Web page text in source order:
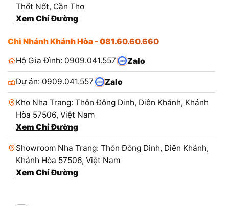
Thốt Nốt, Cần Thơ
Xem Chỉ Đường
Chi Nhánh Khánh Hòa - 081.60.60.660
Hộ Gia Đình: 0909.041.557
Zalo
Dự án: 0909.041.557 Zalo
Kho Nha Trang: Thôn Đông Dinh, Diên Khánh, Khánh
Hòa 57506, Việt Nam
Xem Chỉ Đường
Showroom Nha Trang: Thôn Đông Dinh, Diên Khánh,
Khánh Hòa 57506, Việt Nam
Xem Chỉ Đường